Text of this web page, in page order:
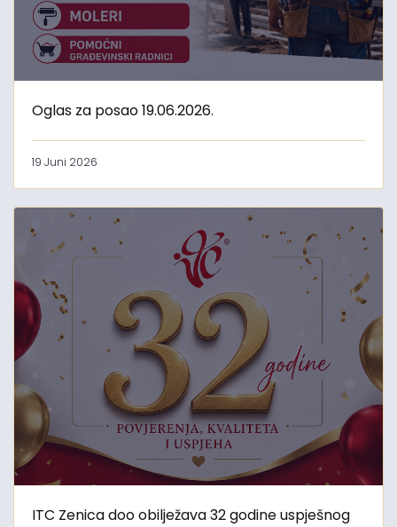
Oglas za posao 19.06.2026.
19 Juni 2026
ITC Zenica doo obilježava 32 godine uspješnog